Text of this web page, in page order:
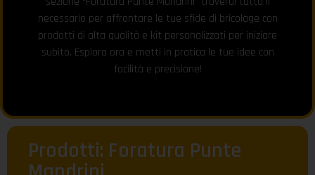
necessario per affrontare le tue sfide di bricolage con
prodotti di alta qualità e kit personalizzati per iniziare
subito. Esplora ora e metti in pratica le tue idee con
facilità e precisione!
Prodotti: Foratura Punte